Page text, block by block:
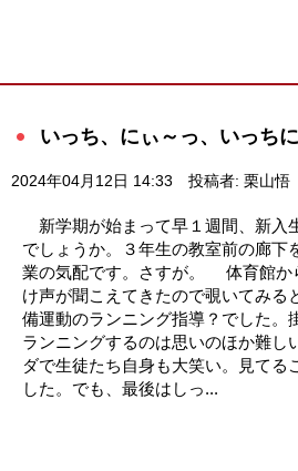
いっち、にぃ～っ、いっち
2024年04月12日 14:33 投稿者: 栗山悟
新学期が始まって早１週間、新入
でしょうか。３年生の教室前の廊下
業の気配です。さすが。 体育館か
け声が聞こえてきたので覗いてみる
備運動のランニング指導？でした。
ランニングするのは思いのほか難し
ダで生徒たち自身も大笑い。見てる
した。でも、最後はしっ...